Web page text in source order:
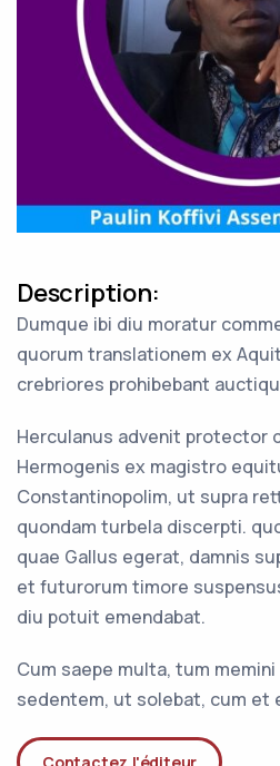
Description:
Dumque ibi diu moratur
quorum translationem ex
crebriores prohibebant
Herculanus advenit protector
Hermogenis ex magistro
Constantinopolim, ut supra
quondam turbela discerpti.
quae Gallus egerat, damnis
et futurorum timore
diu potuit emendabat.
Cum saepe multa, tum
sedentem, ut solebat, cum et